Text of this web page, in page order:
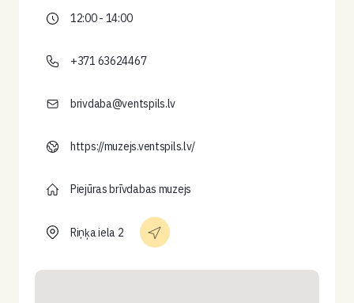
12:00 - 14:00
+371 63624467
brivdaba@ventspils.lv
https://muzejs.ventspils.lv/
Piejūras brīvdabas muzejs
Riņķa iela 2